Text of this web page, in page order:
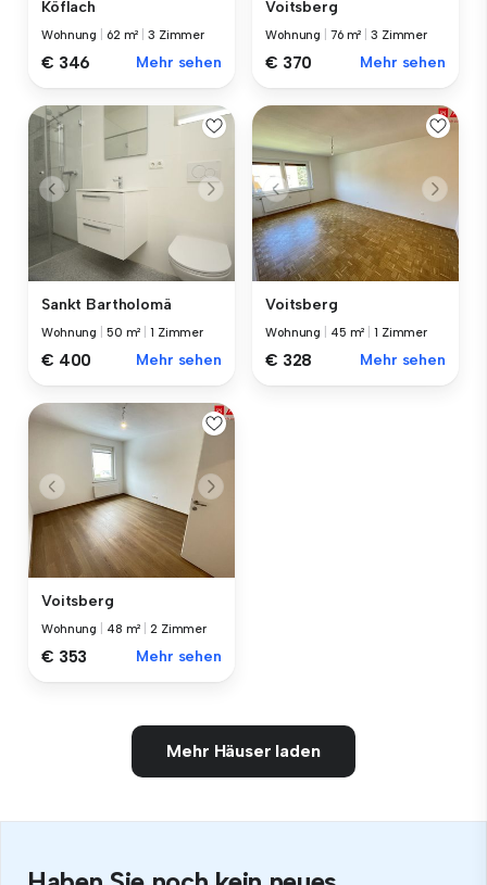
Köflach
Wohnung 62 m² |3 Zimmer
€ 346 Mehr sehen
Voitsberg
Wohnung 76 m² |3 Zimmer
€ 370 Mehr sehen
Sankt Bartholomä
Wohnung 50 m² |1 Zimmer
€ 400 Mehr sehen
Voitsberg
Wohnung 45 m² |1 Zimmer
€ 328 Mehr sehen
Voitsberg
Wohnung 48 m² |2 Zimmer
€ 353 Mehr sehen
Mehr Häuser laden